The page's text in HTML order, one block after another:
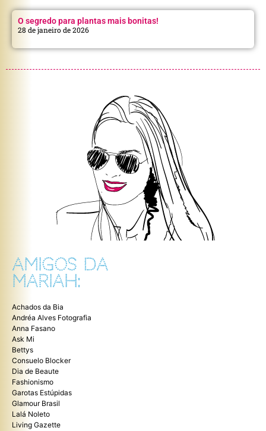
O segredo para plantas mais bonitas!
28 de janeiro de 2026
AMIGOS DA
MARIAH:
Achados da Bia
Andréa Alves Fotografia
Anna Fasano
Ask Mi
Bettys
Consuelo Blocker
Dia de Beaute
Fashionismo
Garotas Estúpidas
Glamour Brasil
Lalá Noleto
Living Gazette